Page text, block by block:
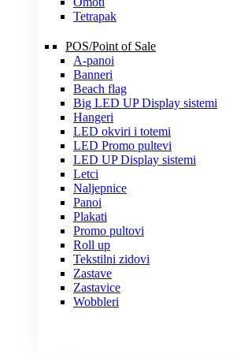
Tetrapak
POS/Point of Sale
A-panoi
Banneri
Beach flag
Big LED UP Display sistemi
Hangeri
LED okviri i totemi
LED Promo pultevi
LED UP Display sistemi
Letci
Naljepnice
Panoi
Plakati
Promo pultovi
Roll up
Tekstilni zidovi
Zastave
Zastavice
Wobbleri